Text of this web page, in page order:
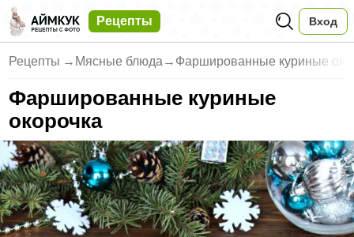
Рецепты Вход
Рецепты → Мясные блюда → Фаршированные куриные
Фаршированные куриные
окорочка